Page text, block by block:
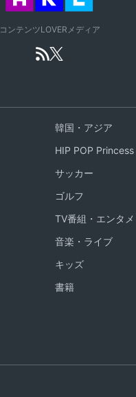
コンテンツLOVERメディア
韓国・アジア
HIP POP Princess
サッカー
ゴルフ
TV番組・エンタメ
音楽・ライブ
キッズ
書籍